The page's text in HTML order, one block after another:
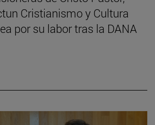
Cristianismo y Cultura
por su labor tras la DANA